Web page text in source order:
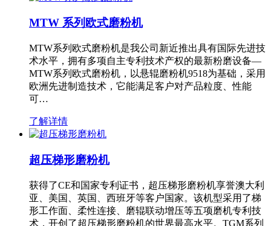
MTW 系列欧式磨粉机
MTW系列欧式磨粉机是我公司新近推出具有国际先进技
术水平，拥有多项自主专利技术产权的最新粉磨设备—
MTW系列欧式磨粉机，以悬辊磨粉机9518为基础，采用
欧洲先进制造技术，它能满足客户对产品粒度、性能
可…
了解详情
超压梯形磨粉机
获得了CE和国家专利证书，超压梯形磨粉机享誉澳大利
亚、美国、英国、西班牙等客户国家。该机型采用了梯
形工作面、柔性连接、磨辊联动增压等五项磨机专利技
术，开创了超压梯形磨粉机的世界最高水平。TGM系列